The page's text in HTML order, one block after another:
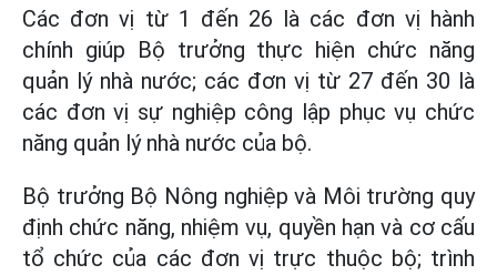
Các đơn vị từ 1 đến 26 là các đơn vị hành
chính giúp Bộ trưởng thực hiện chức năng
quản lý nhà nước; các đơn vị từ 27 đến 30 là
các đơn vị sự nghiệp công lập phục vụ chức
năng quản lý nhà nước của bộ.
Bộ trưởng Bộ Nông nghiệp và Môi trường quy
định chức năng, nhiệm vụ, quyền hạn và cơ cấu
tổ chức của các đơn vị trực thuộc bộ; trình